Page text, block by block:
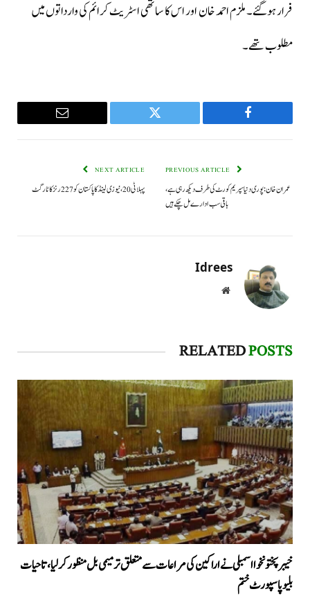
فرار ہوگئے۔ ملزم احمد خان اور اس کا ساتھی اسٹریٹ کرائم کی وارداتوں میں
مطلوب تھے۔
Facebook
Twitter
Email
عمران خان :پوری دنیا سپریم کورٹ کی طرف دیکھ رہی ہے ،
باقی سب ادارے مل چکے ہیں
NEXT ARTICLE
پہلا ٹی 20، نیوزی لینڈ کا پاکستان کو 227 رنز کا ٹارگٹ
Idrees
Website
RELATEDPOSTS
خیبرپختونخوا اسمبلی نے اراکین کی مراعات سے متعلق ترمیمی بل منظور کر لیا، تاحیات
بلیو پاسپورٹ ختم